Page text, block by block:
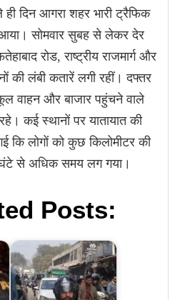
दिन आगरा शहर भारी ट्रैफिक
सोमवार सुबह से लेकर देर
रोड, राष्ट्रीय राजमार्ग और
की लंबी कतारें लगी रहीं। दफ्तर
वाहन और बाजार पहुंचने वाले
कई स्थानों पर यातायात की
कि लोगों को कुछ किलोमीटर की
से अधिक समय लग गया।
Posts: